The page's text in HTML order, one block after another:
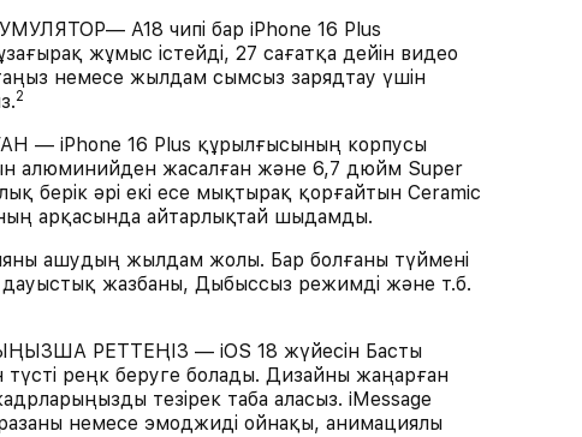
A18 чипі бар iPhone 16 Plus
жұмыс істейді, 27 сағатқа дейін видео
немесе жылдам сымсыз зарядтау үшін
2
iPhone 16 Plus құрылғысының корпусы
алюминийден жасалған және 6,7 дюйм Super
берік әрі екі есе мықтырақ қорғайтын Ceramic
арқасында айтарлықтай шыдамды.
ашудың жылдам жолы. Бар болғаны түймені
жазбаны, Дыбыссыз режимді және т.б.
РЕТТЕҢІЗ — iOS 18 жүйесін Басты
түсті реңк беруге болады. Дизайны жаңарған
тезірек таба аласыз. iMessage
немесе эмоджиді ойнақы, анимациялы